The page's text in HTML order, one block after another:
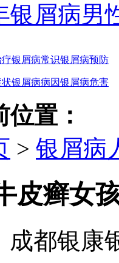
银屑病男
银屑病常识银屑病预防
银屑病病因银屑病危害
位置：
> 银屑病
皮癣女
成都银康